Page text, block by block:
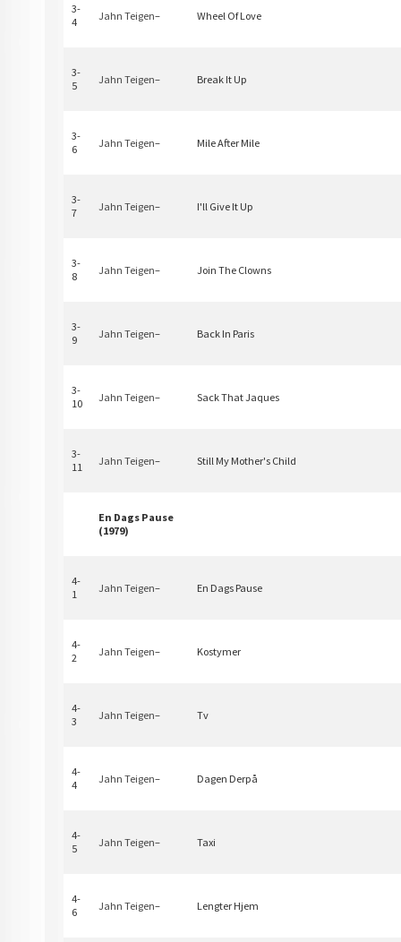
3-
4
Jahn Teigen– Wheel Of Love
3-
5
Jahn Teigen– Break It Up
3-
6
Jahn Teigen– Mile After Mile
3-
7
Jahn Teigen– I'll Give It Up
3-
8
Jahn Teigen– Join The Clowns
3-
9
Jahn Teigen– Back In Paris
3-
10
Jahn Teigen– Sack That Jaques
3-
11
Jahn Teigen– Still My Mother's Child
En Dags Pause
(1979)
4-
1
Jahn Teigen– En Dags Pause
4-
2
Jahn Teigen– Kostymer
4-
3
Jahn Teigen– Tv
4-
4
Jahn Teigen– Dagen Derpå
4-
5
Jahn Teigen– Taxi
4-
6
Jahn Teigen– Lengter Hjem